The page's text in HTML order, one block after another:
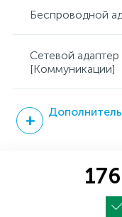
Беспроводной
Сетевой адаптер
[Коммуникации]